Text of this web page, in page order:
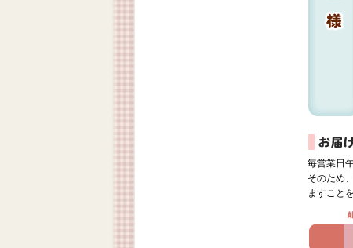
毎営業日
そのため
ますこと